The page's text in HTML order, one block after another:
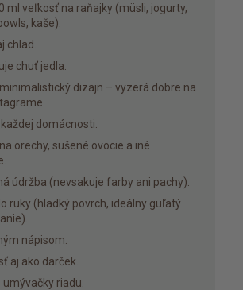
ml veľkosť na raňajky (müsli, jogurty,
kaše).
chlad.
chuť jedla.
dizajn – vyzerá dobre na
domácnosti.
orechy, sušené ovocie a iné
údržba (nevsakuje farby ani pachy).
ruky (hladký povrch, ideálny guľatý
nápisom.
aj ako darček.
riadu.